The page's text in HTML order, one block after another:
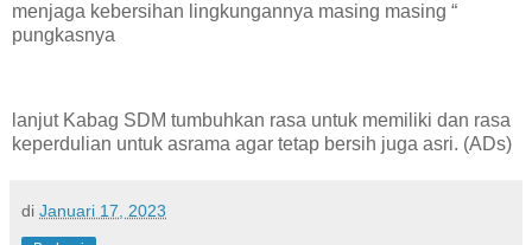
menjaga kebersihan lingkungannya masing masing “
pungkasnya
lanjut Kabag SDM tumbuhkan rasa untuk memiliki dan rasa
keperdulian untuk asrama agar tetap bersih juga asri. (ADs)
di Januari 17, 2023